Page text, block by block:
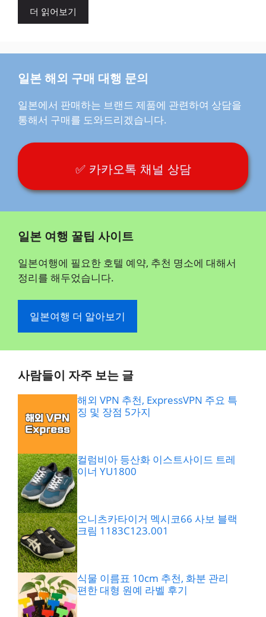
더 읽어보기
일본 해외 구매 대행 문의
일본에서 판매하는 브랜드 제품에 관련하여 상담을
통해서 구매를 도와드리겠습니다.
✅ 카카오톡 채널 상담
일본 여행 꿀팁 사이트
일본여행에 필요한 호텔 예약, 추천 명소에 대해서
정리를 해두었습니다.
일본여행 더 알아보기
사람들이 자주 보는 글
해외 VPN 추천, ExpressVPN 주요 특
징 및 장점 5가지
컬럼비아 등산화 이스트사이드 트레
이너 YU1800
오니츠카타이거 멕시코66 사보 블랙
크림 1183C123.001
식물 이름표 10cm 추천, 화분 관리
편한 대형 원예 라벨 후기